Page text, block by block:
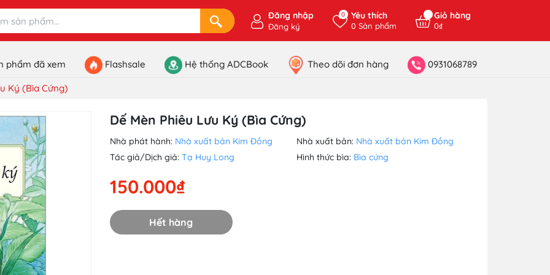
Đăng nhập
Đăng ký
0 Yêu thích
0Sản phẩm
Giỏ hàng
0₫
phẩm đã xem Flashsale Hệ thống ADCBook Theo dõi đơn hàng 0931068789
Ký (Bìa Cứng)
Dế Mèn Phiêu Lưu Ký (Bìa Cứng)
Nhà phát hành: Nhà xuất bản Kim Đồng Nhà xuất bản: Nhà xuất bản Kim Đồng
Tác giả/Dịch giả: Tạ Huy Long Hình thức bìa: Bìa cứng
150.000₫
Hết hàng